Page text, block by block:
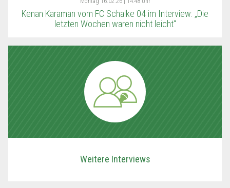
Kenan Karaman vom FC Schalke 04 im Interview: „Die
letzten Wochen waren nicht leicht“
Weitere Interviews